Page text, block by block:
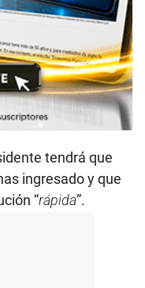
tendrá que
ingresado y que
“rápida”.